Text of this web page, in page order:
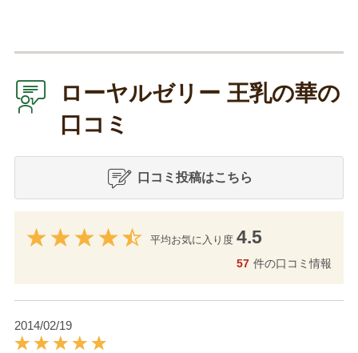
ローヤルゼリー 王乳の華の
口コミ
口コミ投稿はこちら
平均お気に入り度 4.5
57 件の口コミ情報
2014/02/19